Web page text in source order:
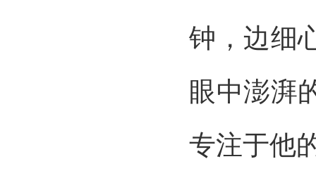
钟，边细
眼中澎湃
专注于他